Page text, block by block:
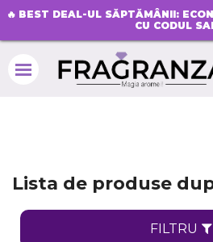
🔥 BEST DEAL-UL SĂPTĂMÂNII:
CU CODUL
Lista de produse
FILTRU